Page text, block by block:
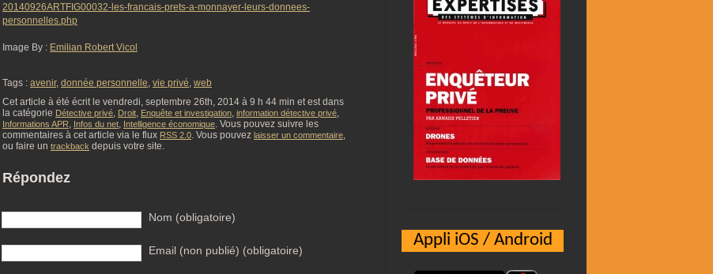
20140926ARTFIG00032-les-francais-prets-a-monnayer-leurs-donnees-
personnelles.php
Image By : Emilian Robert Vicol
Tags : avenir, donnée personnelle, vie privé, web
Cet article à été écrit le vendredi, septembre 26th, 2014 à 9 h 44 min et est dans
la catégorie Détective privé, Droit, Enquête et investigation, information détective privé,
Informations APR, Infos du net, Intelligence économique. Vous pouvez suivre les
commentaires à cet article via le flux RSS 2.0. Vous pouvez laisser un commentaire,
ou faire un trackback depuis votre site.
Répondez
Nom (obligatoire)
Email (non publié) (obligatoire)
Appli iOS / Android